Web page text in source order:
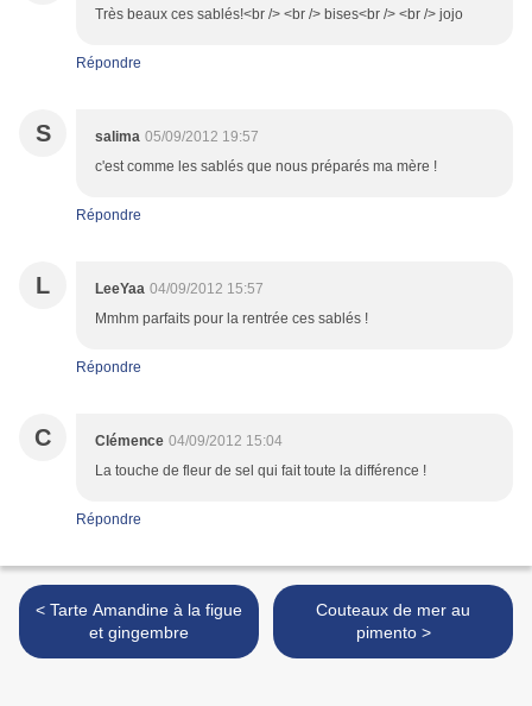
Très beaux ces sablés!<br /> <br /> bises<br /> <br /> jojo
Répondre
S salima 05/09/2012 19:57
c'est comme les sablés que nous préparés ma mère !
Répondre
L LeeYaa 04/09/2012 15:57
Mmhm parfaits pour la rentrée ces sablés !
Répondre
C Clémence 04/09/2012 15:04
La touche de fleur de sel qui fait toute la différence !
Répondre
< Tarte Amandine à la figue
et gingembre
Couteaux de mer au
pimento >